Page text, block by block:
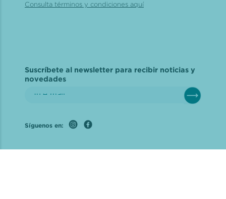
Consulta términos y condiciones aquí
Suscríbete al newsletter para recibir noticias y
novedades
Síguenos en: